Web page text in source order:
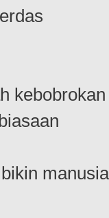
kebobrokan
manusia